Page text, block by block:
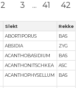
2 3 ... 41 42
Slekt
Rekke
ABORTIPORUS
BAS
ABSIDIA
ZYG
ACANTHOBASIDIUM
BAS
ACANTHONITSCHKEA
ASC
ACANTHOPHYSELLUM BAS